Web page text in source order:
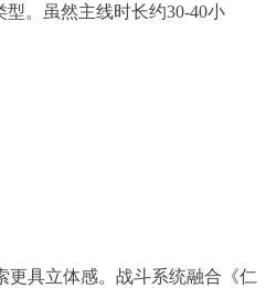
。虽然主线时长约30-40小
更具立体感。战斗系统融合《仁